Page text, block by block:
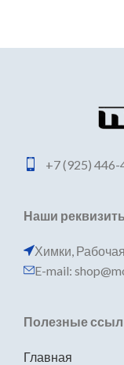
+7 (925) 446-
Наши
Химки,
E-mail:
Полезные
Главная